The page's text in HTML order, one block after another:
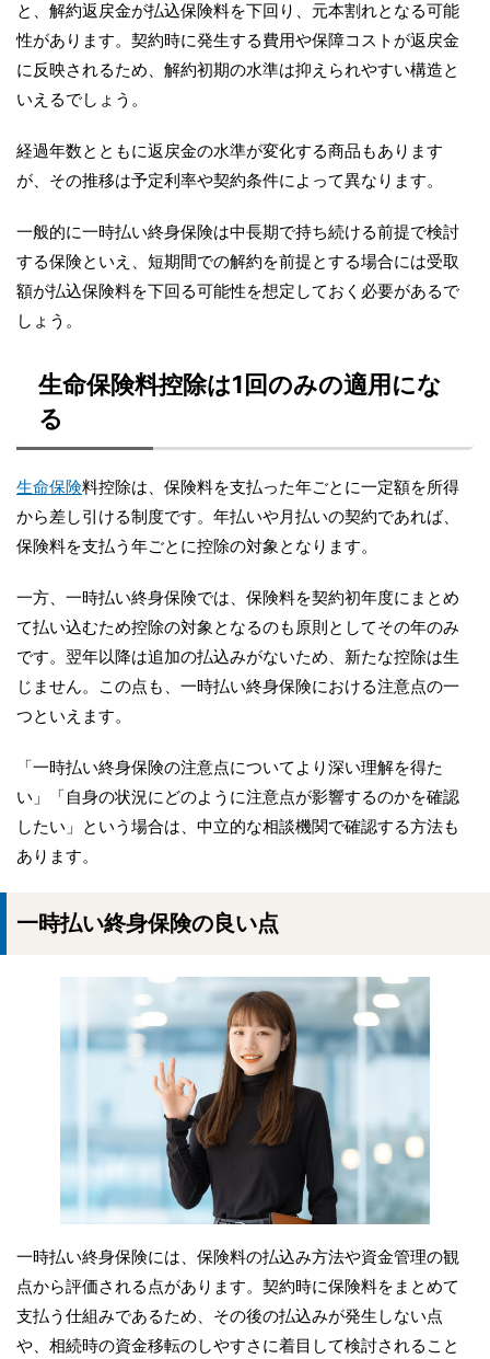
と、解約返戻金が払込保険料を下回り、元本割れとなる可能
性があります。契約時に発生する費用や保障コストが返戻金
に反映されるため、解約初期の水準は抑えられやすい構造と
いえるでしょう。
経過年数とともに返戻金の水準が変化する商品もあります
が、その推移は予定利率や契約条件によって異なります。
一般的に一時払い終身保険は中長期で持ち続ける前提で検討
する保険といえ、短期間での解約を前提とする場合には受取
額が払込保険料を下回る可能性を想定しておく必要があるで
しょう。
生命保険料控除は1回のみの適用にな
る
生命保険料控除は、保険料を支払った年ごとに一定額を所得
から差し引ける制度です。年払いや月払いの契約であれば、
保険料を支払う年ごとに控除の対象となります。
一方、一時払い終身保険では、保険料を契約初年度にまとめ
て払い込むため控除の対象となるのも原則としてその年のみ
です。翌年以降は追加の払込みがないため、新たな控除は生
じません。この点も、一時払い終身保険における注意点の一
つといえます。
「一時払い終身保険の注意点についてより深い理解を得た
い」「自身の状況にどのように注意点が影響するのかを確認
したい」という場合は、中立的な相談機関で確認する方法も
あります。
一時払い終身保険の良い点
一時払い終身保険には、保険料の払込み方法や資金管理の観
点から評価される点があります。契約時に保険料をまとめて
支払う仕組みであるため、その後の払込みが発生しない点
や、相続時の資金移転のしやすさに着目して検討されること